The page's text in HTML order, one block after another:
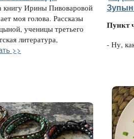
книгу Ирины Пивоваровой
моя голова. Рассказы
ученицы третьего
литература,
>>
Пункт
- Ну,